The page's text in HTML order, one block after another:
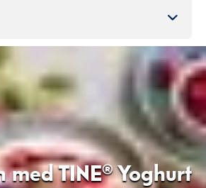
med TINE® Yoghurt